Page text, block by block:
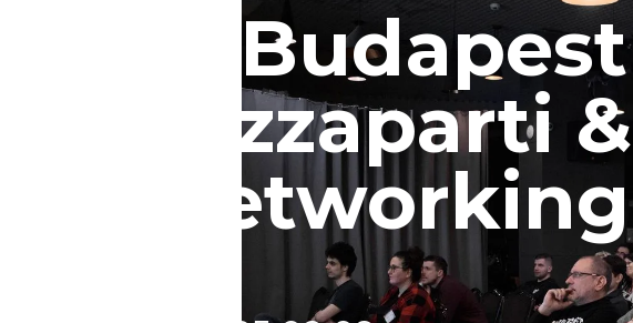
7.
Pizzaparti
Networking